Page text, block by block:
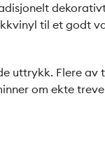
til et godt
uttrykk. Flere
om ekte